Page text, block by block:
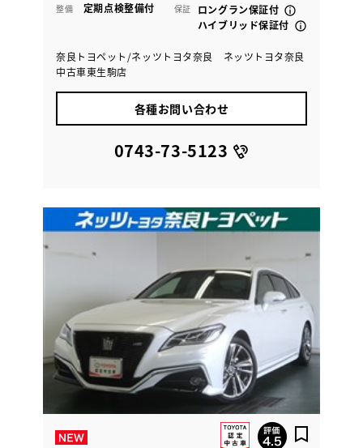
整備 定期点検整備付 保証
ロングラン保証付
ハイブリッド保証付
奈良トヨペット/ネッツトヨタ奈良 ネッツトヨタ奈良
中古車東生駒店
各種お問い合わせ
0743-73-5123